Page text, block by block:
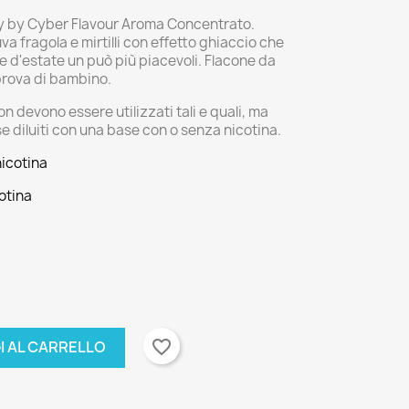
by Cyber Flavour Aroma Concentrato.
fragola e mirtilli con effetto ghiaccio che
d'estate un può più piacevoli. Flacone da
di bambino.
devono essere utilizzati tali e quali, ma
diluiti con una base con o senza nicotina.
AL CARRELLO favorite_border